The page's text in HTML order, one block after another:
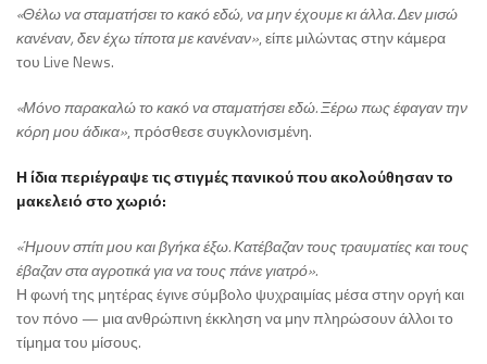
«Θέλω να σταματήσει το κακό εδώ, να μην έχουμε κι άλλα. Δεν μισώ
κανέναν, δεν έχω τίποτα με κανέναν», είπε μιλώντας στην κάμερα
του Live News.
«Μόνο παρακαλώ το κακό να σταματήσει εδώ. Ξέρω πως έφαγαν την
κόρη μου άδικα», πρόσθεσε συγκλονισμένη.
Η ίδια περιέγραψε τις στιγμές πανικού που ακολούθησαν το
μακελειό στο χωριό:
«Ήμουν σπίτι μου και βγήκα έξω. Κατέβαζαν τους τραυματίες και τους
έβαζαν στα αγροτικά για να τους πάνε γιατρό».
Η φωνή της μητέρας έγινε σύμβολο ψυχραιμίας μέσα στην οργή και
τον πόνο — μια ανθρώπινη έκκληση να μην πληρώσουν άλλοι το
τίμημα του μίσους.